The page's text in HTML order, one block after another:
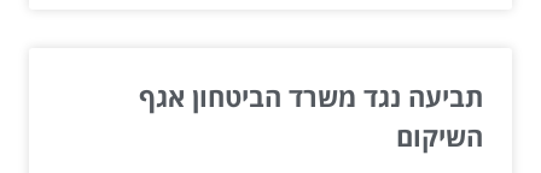
תביעה נגד משרד הביטחון אגף
השיקום